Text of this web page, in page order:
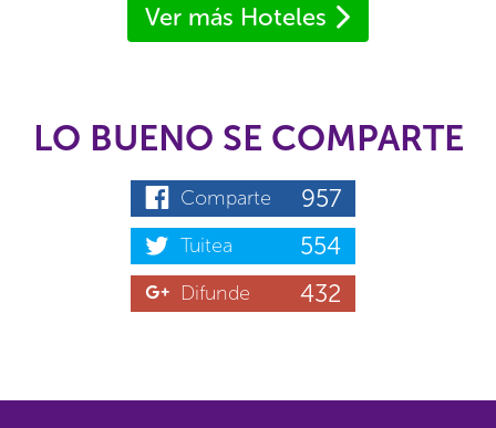
Ver más Hoteles
LO BUENO SE COMPARTE
Comparte 957
Tuitea 554
Difunde 432